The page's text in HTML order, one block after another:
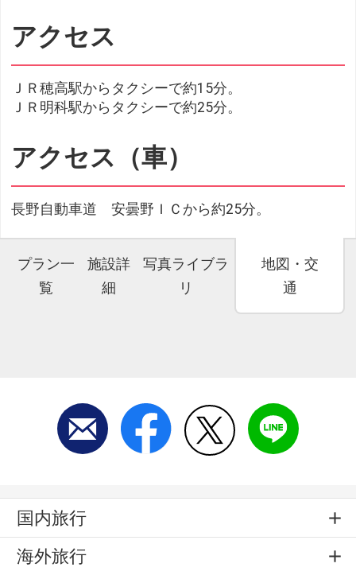
アクセス
ＪＲ穂高駅からタクシーで約15分。
ＪＲ明科駅からタクシーで約25分。
アクセス（車）
長野自動車道 安曇野ＩＣから約25分。
プラン一
覧
施設詳
細
写真ライブラ
リ
地図・交
通
国内旅行
海外旅行